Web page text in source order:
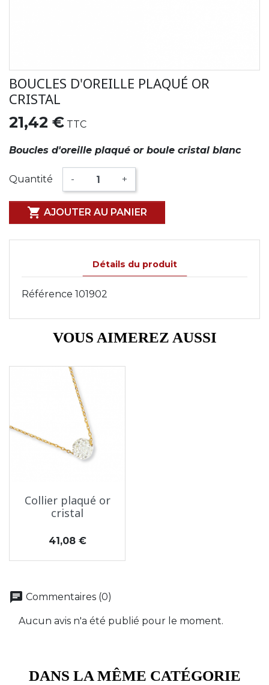
BOUCLES D'OREILLE PLAQUÉ OR
CRISTAL
21,42 € TTC
Boucles d'oreille plaqué or boule cristal blanc
Quantité - +
 AJOUTER AU PANIER
Détails du produit
Référence 101902
VOUS AIMEREZ AUSSI
Collier plaqué or
cristal
Prix
41,08 €
chat Commentaires (0)
Aucun avis n'a été publié pour le moment.
DANS LA MÊME CATÉGORIE